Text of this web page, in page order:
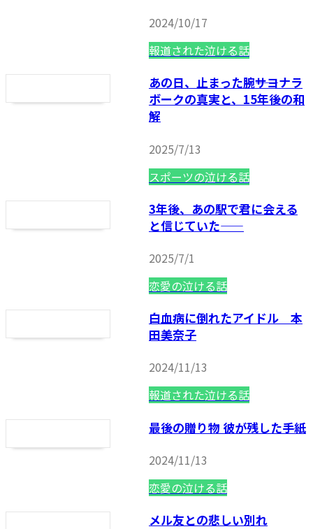
2024/10/17
報道された泣ける話
あの日、止まった腕――サヨナラ
ボークの真実と、15年後の和
解
2025/7/13
スポーツの泣ける話
3年後、あの駅で君に会える
と信じていた——
2025/7/1
恋愛の泣ける話
白血病に倒れたアイドル 本
田美奈子
2024/11/13
報道された泣ける話
最後の贈り物 彼が残した手紙
2024/11/13
恋愛の泣ける話
メル友との悲しい別れ